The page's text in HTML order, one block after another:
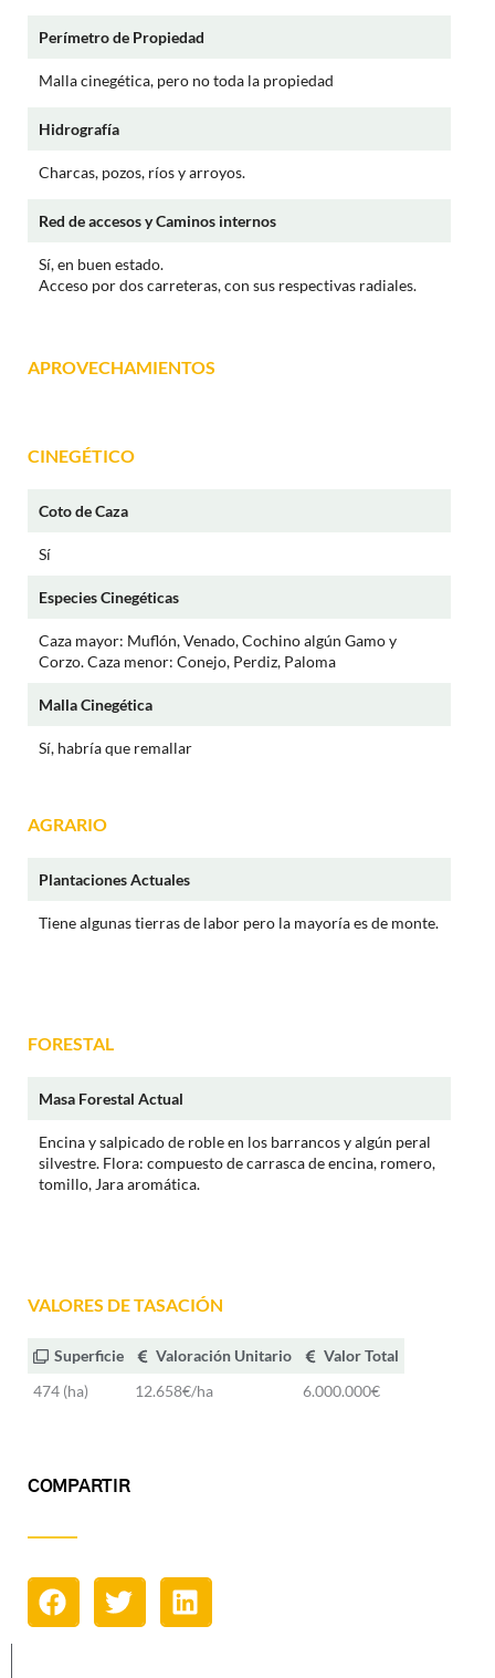
Perímetro de Propiedad
Malla cinegética, pero no toda la propiedad
Hidrografía
Charcas, pozos, ríos y arroyos.
Red de accesos y Caminos internos
Sí, en buen estado.
Acceso por dos carreteras, con sus respectivas radiales.
APROVECHAMIENTOS
CINEGÉTICO
Coto de Caza
Sí
Especies Cinegéticas
Caza mayor: Muflón, Venado, Cochino algún Gamo y
Corzo. Caza menor: Conejo, Perdiz, Paloma
Malla Cinegética
Sí, habría que remallar
AGRARIO
Plantaciones Actuales
Tiene algunas tierras de labor pero la mayoría es de monte.
FORESTAL
Masa Forestal Actual
Encina y salpicado de roble en los barrancos y algún peral
silvestre. Flora: compuesto de carrasca de encina, romero,
tomillo, Jara aromática.
VALORES DE TASACIÓN
Superficie Valoración Unitario
Valor Total
474 (ha)
12.658€/ha 6.000.000€
COMPARTIR